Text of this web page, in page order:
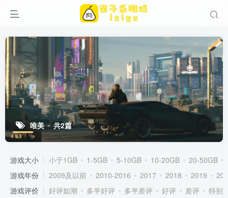
唯美 共2篇
游戏大小 小于1GB 1-5GB 5-10GB 10-20GB 20-50GB
游戏年份
2009及以前 2010-2016 2017 2018 2019
游戏评价
好评如潮 多半好评 多半差评 好评 差评
特别